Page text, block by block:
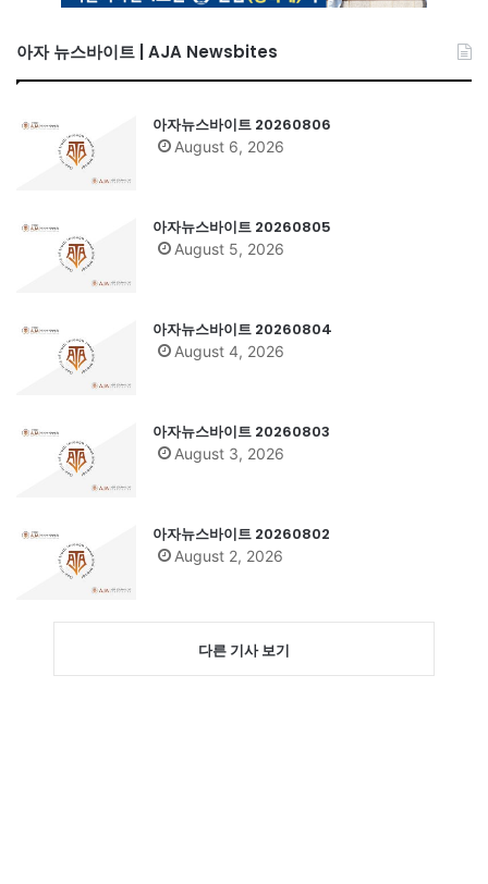
아자 뉴스바이트 | AJA Newsbites
아자뉴스바이트 20260806
August 6, 2026
아자뉴스바이트 20260805
August 5, 2026
아자뉴스바이트 20260804
August 4, 2026
아자뉴스바이트 20260803
August 3, 2026
아자뉴스바이트 20260802
August 2, 2026
다른 기사 보기